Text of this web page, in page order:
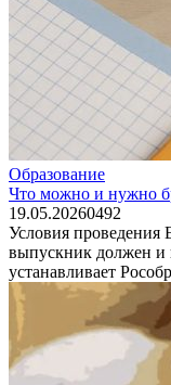
Образование
Что можно и нужно
19.05.20260492
Условия проведения
выпускник должен и
устанавливает